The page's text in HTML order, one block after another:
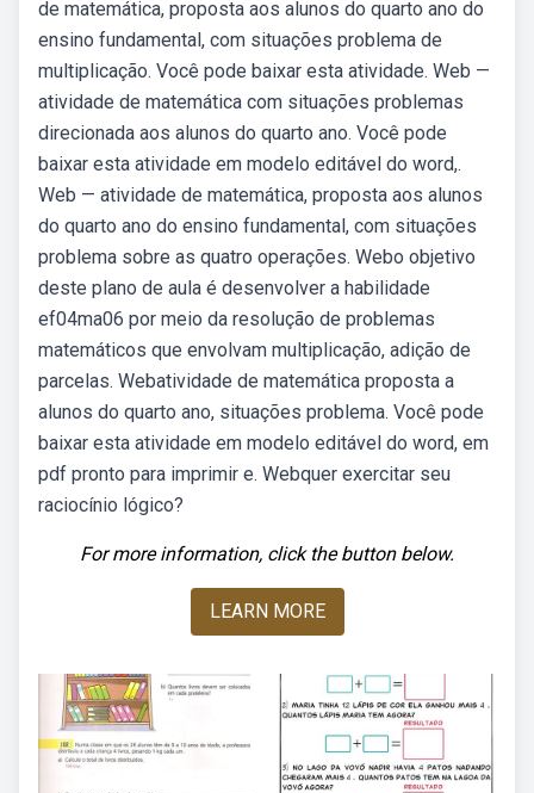
de matemática, proposta aos alunos do quarto ano do
ensino fundamental, com situações problema de
multiplicação. Você pode baixar esta atividade. Web —
atividade de matemática com situações problemas
direcionada aos alunos do quarto ano. Você pode
baixar esta atividade em modelo editável do word,.
Web — atividade de matemática, proposta aos alunos
do quarto ano do ensino fundamental, com situações
problema sobre as quatro operações. Webo objetivo
deste plano de aula é desenvolver a habilidade
ef04ma06 por meio da resolução de problemas
matemáticos que envolvam multiplicação, adição de
parcelas. Webatividade de matemática proposta a
alunos do quarto ano, situações problema. Você pode
baixar esta atividade em modelo editável do word, em
pdf pronto para imprimir e. Webquer exercitar seu
raciocínio lógico?
For more information, click the button below.
LEARN MORE